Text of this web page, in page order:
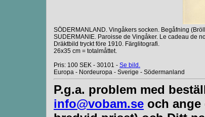
SÖDERMANLAND. Vingåkers socken. Begåfning
SUDERMANIE. Paroisse de Vingåker. Le cadeau de
Dräktbild tryckt före 1910. Färglitografi.
26x35 cm = totalmåttet.
Pris: 100 SEK - 30101 - Se bild.
Europa - Nordeuropa - Sverige - Södermanland
P.g.a. problem med
info@vobam.se och